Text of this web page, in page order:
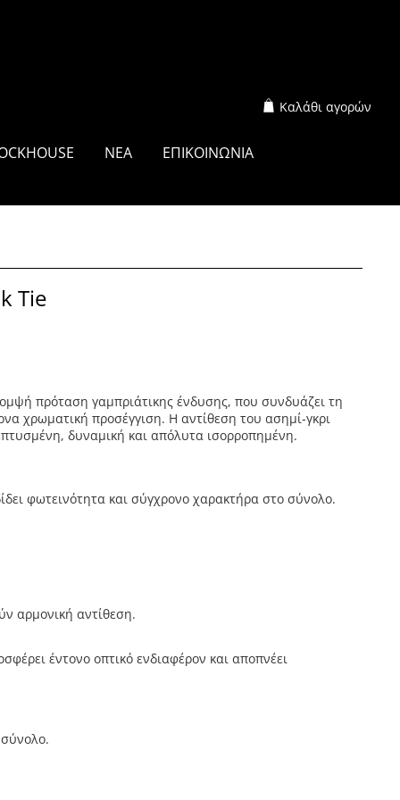
Καλάθι αγορών
ΝΕΑ ΕΠΙΚΟΙΝΩΝΙΑ
Tie
πρόταση γαμπριάτικης ένδυσης, που συνδυάζει τη
χρωματική προσέγγιση. Η αντίθεση του ασημί-γκρι
δυναμική και απόλυτα ισορροπημένη.
φωτεινότητα και σύγχρονο χαρακτήρα στο σύνολο.
αρμονική αντίθεση.
έντονο οπτικό ενδιαφέρον και αποπνέει